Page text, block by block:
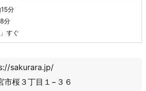
分
分
すぐ
sakurara.jp/
桜３丁目１−３６